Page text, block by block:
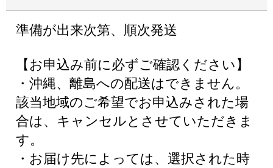
準備が出来次第、順次発送
【お申込み前に必ずご確認ください】
・沖縄、離島への配送はできません。
該当地域のご希望でお申込みされた場
合は、キャンセルとさせていただきま
す。
・お届け先によっては、選択された時